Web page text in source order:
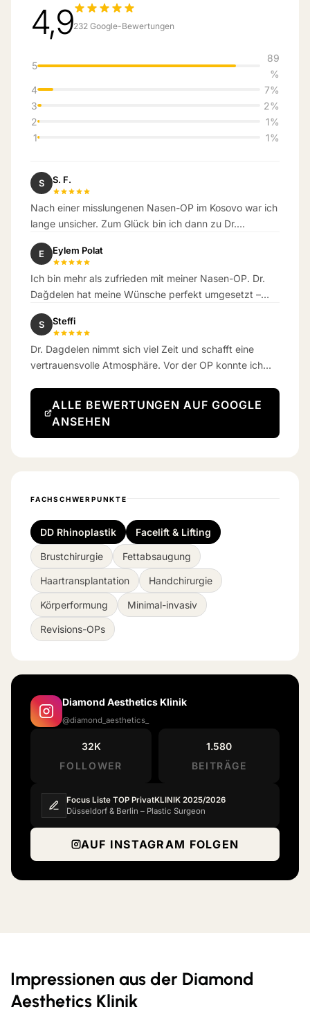
4,9232 Google-Bewertungen
5
89
%
4
7%
3
2%
2
1%
1
1%
S S. F.
Nach einer misslungenen Nasen-OP im Kosovo war ich
lange unsicher. Zum Glück bin ich dann zu Dr.
Erwartungen übertroffen.
E Eylem Polat
Ich bin mehr als zufrieden mit meiner Nasen-OP. Dr.
Dağdelen hat meine Wünsche perfekt umgesetzt –
S Steffi
Dr. Dagdelen nimmt sich viel Zeit und schafft eine
vertrauensvolle Atmosphäre. Vor der OP konnte ich
bekomme ich richtig gut Luft.
ALLE BEWERTUNGEN AUF GOOGLE
ANSEHEN
FACHSCHWERPUNKTE
DD Rhinoplastik Facelift & Lifting
Brustchirurgie Fettabsaugung
Haartransplantation Handchirurgie
Körperformung Minimal-invasiv
Revisions-OPs
Diamond Aesthetics Klinik
@diamond_aesthetics_
32K
FOLLOWER
1.580
BEITRÄGE
Focus Liste TOP PrivatKLINIK 2025/2026
Düsseldorf & Berlin – Plastic Surgeon
AUF INSTAGRAM FOLGEN
Impressionen aus der Diamond
Aesthetics Klinik